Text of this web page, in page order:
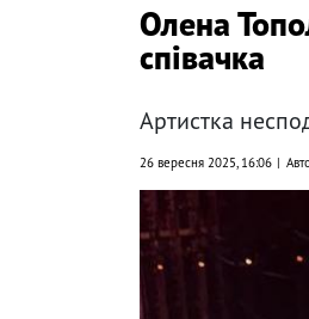
Олена
співачка
Артистка
26 вересня 2025, 16:06